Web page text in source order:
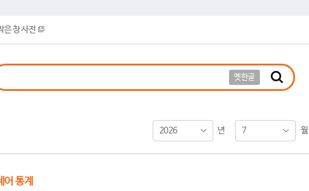
은 창 사전
옛한글
2026 년 7 월
어 통계